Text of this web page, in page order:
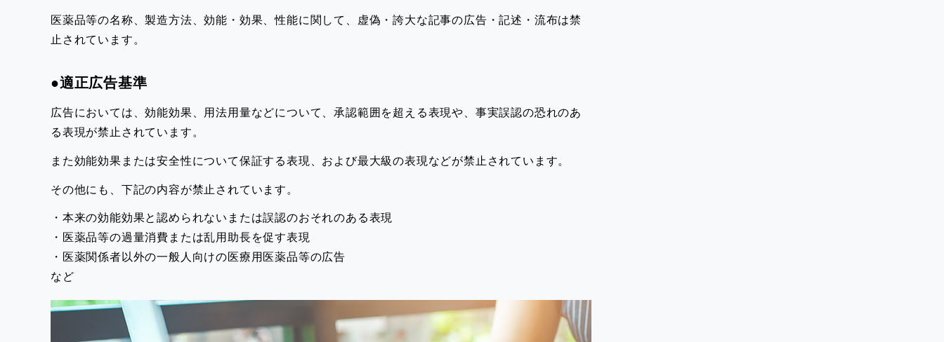
医薬品等の名称、製造方法、効能・効果、性能に関して、虚偽・誇大な記事の広告・記述・流布は禁
止されています。
●適正広告基準
広告においては、効能効果、用法用量などについて、承認範囲を超える表現や、事実誤認の恐れのあ
る表現が禁止されています。
また効能効果または安全性について保証する表現、および最大級の表現などが禁止されています。
その他にも、下記の内容が禁止されています。
・本来の効能効果と認められないまたは誤認のおそれのある表現
・医薬品等の過量消費または乱用助長を促す表現
・医薬関係者以外の一般人向けの医療用医薬品等の広告
など